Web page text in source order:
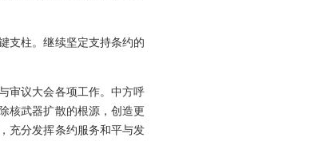
支柱。继续坚定支持条约的
审议大会各项工作。中方呼
核武器扩散的根源，创造更
充分发挥条约服务和平与发